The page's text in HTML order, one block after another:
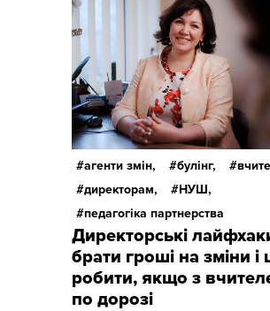
агенти змін, булінг,
директорам,
НУШ,
педагогіка партнерства
Директорські
брати гроші на зміни і
робити, якщо з
по дорозі